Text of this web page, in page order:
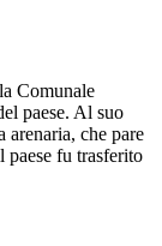
Comunale
paese. Al suo
arenaria, che pare
paese fu trasferito